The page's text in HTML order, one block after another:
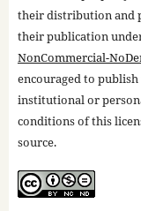
their distribution and
their publication
NonCommercial-
encouraged to
institutional or
conditions of this
source.